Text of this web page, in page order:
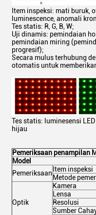
Item inspeksi: mati buruk,
luminescence, anomali
Tes statis: R, G, B, W;
Uji dinamis: pemindaian
pemindaian miring
progresif);
Secara mulus terhubung
otomatis untuk
Tes statis: luminesensi
hijau
Pemeriksaan penampilan
Model
Pemeriksaan Item inspeksi
Metode
Optik
Kamera
Lensa
Resolusi
Sumber